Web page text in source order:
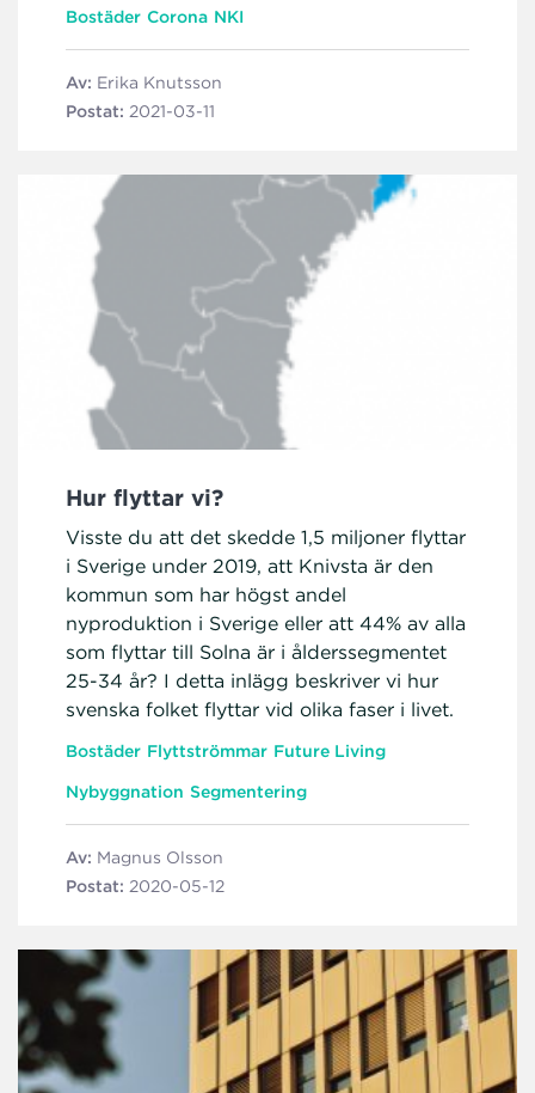
Bostäder Corona NKI
Av: Erika Knutsson
Postat: 2021-03-11
Hur flyttar vi?
Visste du att det skedde 1,5 miljoner flyttar
i Sverige under 2019, att Knivsta är den
kommun som har högst andel
nyproduktion i Sverige eller att 44% av alla
som flyttar till Solna är i ålderssegmentet
25-34 år? I detta inlägg beskriver vi hur
svenska folket flyttar vid olika faser i livet.
Bostäder Flyttströmmar Future Living
Nybyggnation Segmentering
Av: Magnus Olsson
Postat: 2020-05-12